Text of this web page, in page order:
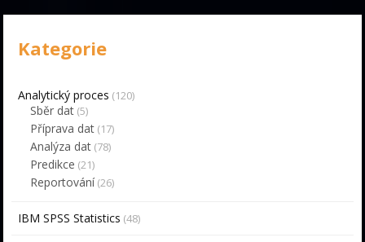
Kategorie
Analytický proces (120)
Sběr dat (5)
Příprava dat (17)
Analýza dat (78)
Predikce (21)
Reportování(26)
IBM SPSS Statistics (48)